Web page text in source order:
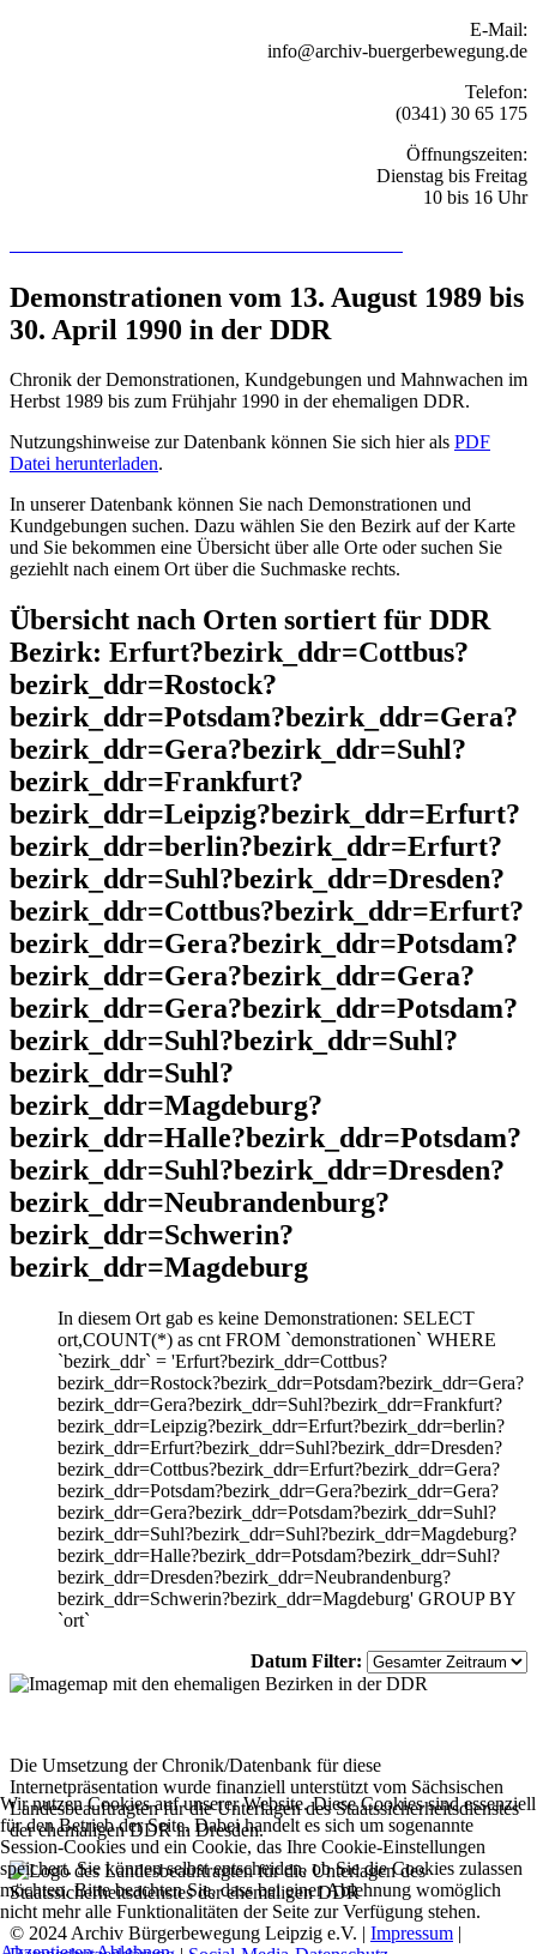
E-Mail:
info@archiv-buergerbewegung.de
Telefon:
(0341) 30 65 175
Öffnungszeiten:
Dienstag bis Freitag
10 bis 16 Uhr
Demonstrationen vom 13. August 1989 bis
30. April 1990 in der DDR
Chronik der Demonstrationen, Kundgebungen und Mahnwachen im
Herbst 1989 bis zum Frühjahr 1990 in der ehemaligen DDR.
Nutzungshinweise zur Datenbank können Sie sich hier als PDF
Datei herunterladen.
In unserer Datenbank können Sie nach Demonstrationen und
Kundgebungen suchen. Dazu wählen Sie den Bezirk auf der Karte
und Sie bekommen eine Übersicht über alle Orte oder suchen Sie
geziehlt nach einem Ort über die Suchmaske rechts.
Übersicht nach Orten sortiert für DDR
Bezirk: Erfurt?bezirk_ddr=Cottbus?
bezirk_ddr=Rostock?
bezirk_ddr=Potsdam?bezirk_ddr=Gera?
bezirk_ddr=Gera?bezirk_ddr=Suhl?
bezirk_ddr=Frankfurt?
bezirk_ddr=Leipzig?bezirk_ddr=Erfurt?
bezirk_ddr=berlin?bezirk_ddr=Erfurt?
bezirk_ddr=Suhl?bezirk_ddr=Dresden?
bezirk_ddr=Cottbus?bezirk_ddr=Erfurt?
bezirk_ddr=Gera?bezirk_ddr=Potsdam?
bezirk_ddr=Gera?bezirk_ddr=Gera?
bezirk_ddr=Gera?bezirk_ddr=Potsdam?
bezirk_ddr=Suhl?bezirk_ddr=Suhl?
bezirk_ddr=Suhl?
bezirk_ddr=Magdeburg?
bezirk_ddr=Halle?bezirk_ddr=Potsdam?
bezirk_ddr=Suhl?bezirk_ddr=Dresden?
bezirk_ddr=Neubrandenburg?
bezirk_ddr=Schwerin?
bezirk_ddr=Magdeburg
In diesem Ort gab es keine Demonstrationen: SELECT
ort,COUNT(*) as cnt FROM `demonstrationen` WHERE
`bezirk_ddr` = 'Erfurt?bezirk_ddr=Cottbus?
bezirk_ddr=Rostock?bezirk_ddr=Potsdam?bezirk_ddr=Gera?
bezirk_ddr=Gera?bezirk_ddr=Suhl?bezirk_ddr=Frankfurt?
bezirk_ddr=Leipzig?bezirk_ddr=Erfurt?bezirk_ddr=berlin?
bezirk_ddr=Erfurt?bezirk_ddr=Suhl?bezirk_ddr=Dresden?
bezirk_ddr=Cottbus?bezirk_ddr=Erfurt?bezirk_ddr=Gera?
bezirk_ddr=Potsdam?bezirk_ddr=Gera?bezirk_ddr=Gera?
bezirk_ddr=Gera?bezirk_ddr=Potsdam?bezirk_ddr=Suhl?
bezirk_ddr=Suhl?bezirk_ddr=Suhl?bezirk_ddr=Magdeburg?
bezirk_ddr=Halle?bezirk_ddr=Potsdam?bezirk_ddr=Suhl?
bezirk_ddr=Dresden?bezirk_ddr=Neubrandenburg?
bezirk_ddr=Schwerin?bezirk_ddr=Magdeburg' GROUP BY
`ort`
Datum Filter:
Die Umsetzung der Chronik/Datenbank für diese
Internetpräsentation wurde finanziell unterstützt vom Sächsischen
Landesbeauftragten für die Unterlagen des Staatssicherheitsdienstes
der ehemaligen DDR in Dresden.
© 2024 Archiv Bürgerbewegung Leipzig e.V. | Impressum |
Wir nutzen Cookies auf unserer Website. Diese Cookies sind essenziell
für den Betrieb der Seite. Dabei handelt es sich um sogenannte
Session-Cookies und ein Cookie, das Ihre Cookie-Einstellungen
speichert. Sie können selbst entscheiden, ob Sie die Cookies zulassen
möchten. Bitte beachten Sie, dass bei einer Ablehnung womöglich
nicht mehr alle Funktionalitäten der Seite zur Verfügung stehen.